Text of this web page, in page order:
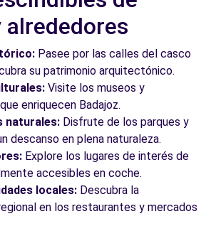
alrededores
Pasee por las calles del casco
su patrimonio arquitectónico.
Visite los museos y
enriquecen Badajoz.
naturales: Disfrute de los parques y
descanso en plena naturaleza.
Explore los lugares de interés de
accesibles en coche.
locales: Descubra la
en los restaurantes y mercados